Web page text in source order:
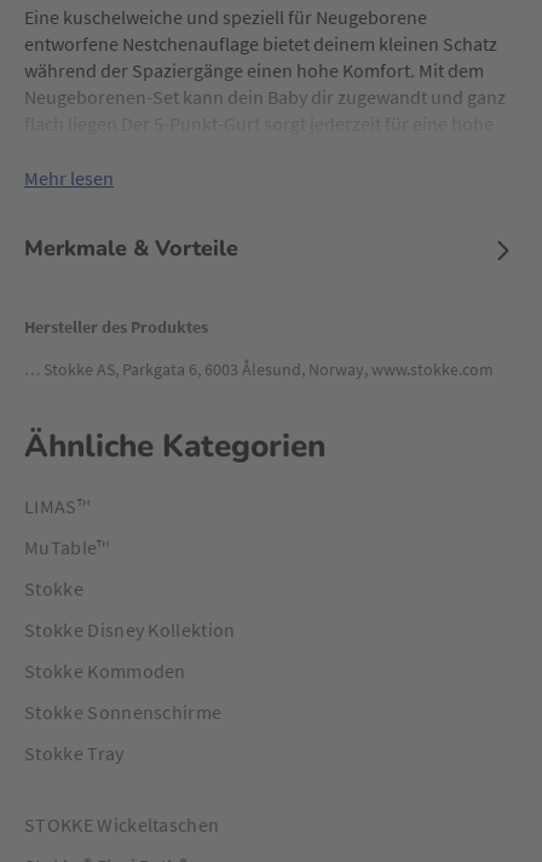
Eine kuschelweiche und speziell für Neugeborene
entworfene Nestchenauflage bietet deinem kleinen Schatz
während der Spaziergänge einen hohe Komfort. Mit dem
Neugeborenen-Set kann dein Baby dir zugewandt und ganz
einem UPF 50+ schützt deinen Liebling bei jedem Wetter.
Mehr lesen
Merkmale & Vorteile
Hersteller des Produktes
… Stokke AS, Parkgata 6, 6003 Ålesund, Norway, www.stokke.com
Ähnliche Kategorien
LIMAS™
MuTable™
Stokke
Stokke Disney Kollektion
Stokke Kommoden
Stokke Sonnenschirme
Stokke Tray
STOKKE Wickeltaschen